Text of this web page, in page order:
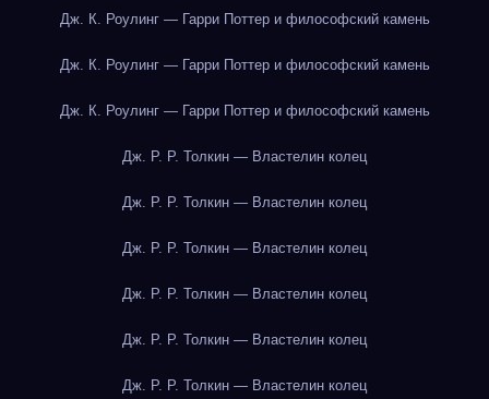
Дж. К. Роулинг — Гарри Поттер и философский камень
Дж. К. Роулинг — Гарри Поттер и философский камень
Дж. К. Роулинг — Гарри Поттер и философский камень
Дж. Р. Р. Толкин — Властелин колец
Дж. Р. Р. Толкин — Властелин колец
Дж. Р. Р. Толкин — Властелин колец
Дж. Р. Р. Толкин — Властелин колец
Дж. Р. Р. Толкин — Властелин колец
Дж. Р. Р. Толкин — Властелин колец